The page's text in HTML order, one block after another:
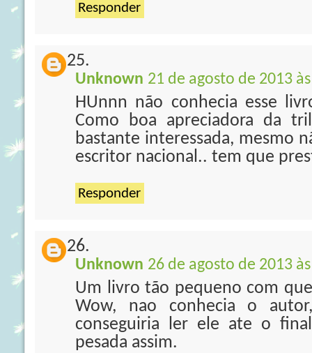
Responder
Unknown 21 de agosto de 2013
HUnnn não conhecia esse
Como boa apreciadora da
bastante interessada, mesmo
escritor nacional.. tem que
Responder
Unknown 26 de agosto de 2013
Um livro tão pequeno com
Wow, nao conhecia o
conseguiria ler ele ate o
pesada assim.